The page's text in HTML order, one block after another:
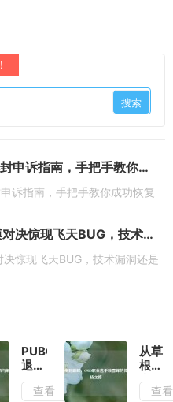
PUBG账号解封申诉指南，手把手教你成功恢复游戏权限
诉指南，手把手教你成功恢复
穿越火线沙漠对决惊现飞天BUG，技术漏洞还是外挂泛滥？
决惊现飞天BUG，技术漏洞还是
PUBG
退出
后仍
显示
查看
从草
根到
巅
峰，
查看